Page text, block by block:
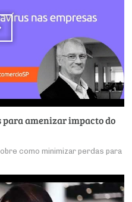
para amenizar impacto do
como minimizar perdas para